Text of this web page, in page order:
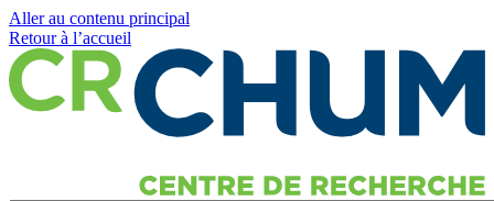
Aller au contenu principal
Retour à l’accueil